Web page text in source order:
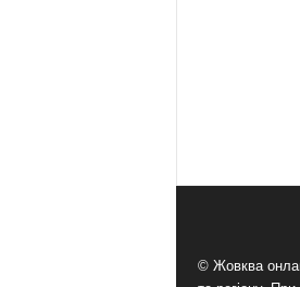
© Жовква